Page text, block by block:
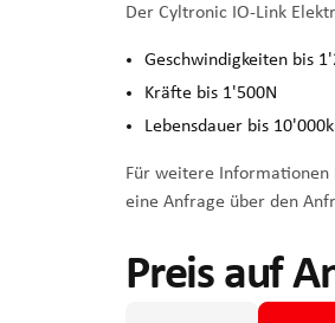
Der Cyltronic IO-Link
Geschwindigkeiten bis
Kräfte bis 1'500N
Lebensdauer bis
Für weitere Informationen
eine Anfrage über den
Preis auf